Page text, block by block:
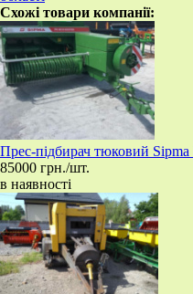
Схожі товари компанії:
Прес-підбирач тюковий
85000 грн./шт.
в наявності